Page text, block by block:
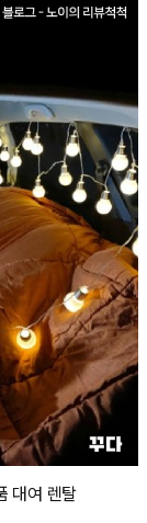
대여 렌탈